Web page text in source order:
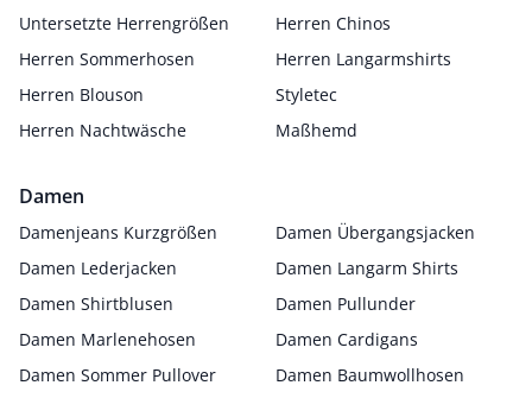
Untersetzte Herrengrößen
Herren Chinos
Herren Sommerhosen
Herren Langarmshirts
Herren Blouson
Styletec
Herren Nachtwäsche
Maßhemd
Damen
Damenjeans Kurzgrößen
Damen Übergangsjacken
Damen Lederjacken
Damen Langarm Shirts
Damen Shirtblusen
Damen Pullunder
Damen Marlenehosen
Damen Cardigans
Damen Sommer Pullover
Damen Baumwollhosen